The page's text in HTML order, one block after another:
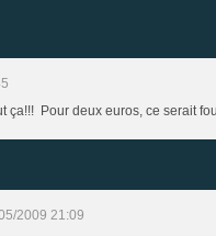
ça!!! Pour deux euros, ce serait
2009 21:09